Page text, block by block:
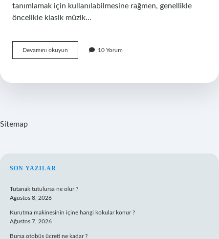
tanımlamak için kullanılabilmesine rağmen, genellikle
öncelikle klasik müzik…
Devamını okuyun Perküsyon
Çeşitleri
10 Yorum
Sitemap
SIDEBAR
SON YAZILAR
Tutanak tutulursa ne olur ?
Ağustos 8, 2026
Kurutma makinesinin içine hangi kokular konur ?
Ağustos 7, 2026
Bursa otobüs ücreti ne kadar ?